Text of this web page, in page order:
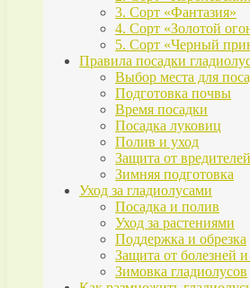
3. Сорт «Фантазия»
4. Сорт «Золотой
5. Сорт «Черный
Правила посадки
Выбор места для
Подготовка почвы
Время посадки
Посадка луковиц
Полив и уход
Защита от
Зимняя подготовка
Уход за гладиолусами
Посадка и полив
Уход за растениями
Поддержка и обрезка
Защита от болезней
Зимовка гладиолусов